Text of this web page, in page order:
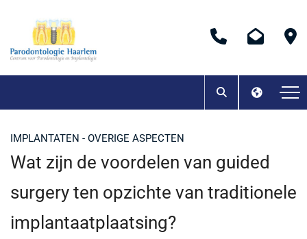
IMPLANTATEN - OVERIGE ASPECTEN
Wat zijn de voordelen van guided
surgery ten opzichte van traditionele
implantaatplaatsing?